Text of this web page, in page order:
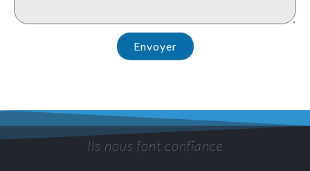
Envoyer
Ils nous font confiance